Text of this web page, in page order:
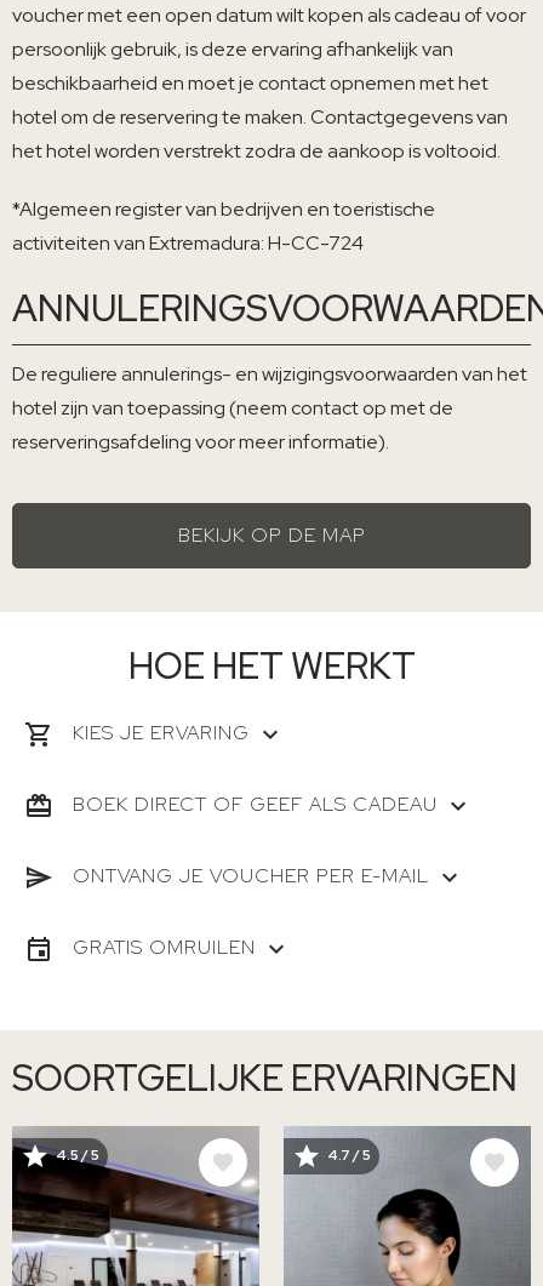
voucher met een open datum wilt kopen als cadeau of voor
persoonlijk gebruik, is deze ervaring afhankelijk van
beschikbaarheid en moet je contact opnemen met het
hotel om de reservering te maken. Contactgegevens van
het hotel worden verstrekt zodra de aankoop is voltooid.
*Algemeen register van bedrijven en toeristische
activiteiten van Extremadura: H-CC-724
De reguliere annulerings- en wijzigingsvoorwaarden van het
hotel zijn van toepassing (neem contact op met de
reserveringsafdeling voor meer informatie).
BEKIJK OP DE MAP
HOE HET WERKT
KIES JE ERVARING
BOEK DIRECT OF GEEF ALS CADEAU
ONTVANG JE VOUCHER PER E-MAIL
GRATIS OMRUILEN
SOORTGELIJKE ERVARINGEN
AFBEELDING
4.5 / 5 AFBEELDING
4.7 / 5